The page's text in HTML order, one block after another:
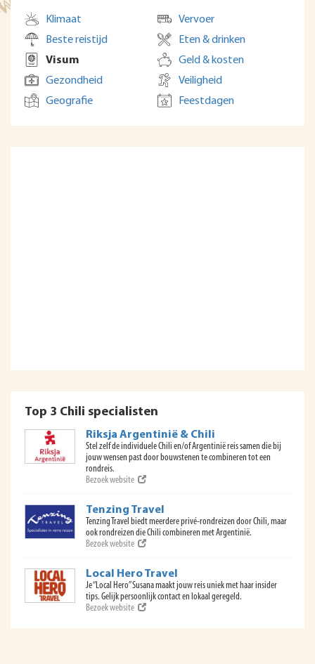
Klimaat
Beste reistijd
Visum
Gezondheid
Geografie
Vervoer
Eten & drinken
Geld & kosten
Veiligheid
Feestdagen
Top 3 Chili specialisten
Riksja Argentinië & Chili
Stel zelf de individuele Chili en/of Argentinië reis samen die bij
jouw wensen past door bouwstenen te combineren tot een
rondreis.
Bezoek website
Tenzing Travel
Tenzing Travel biedt meerdere privé-rondreizen door Chili, maar
ook rondreizen die Chili combineren met Argentinië.
Bezoek website
Local Hero Travel
Je “Local Hero” Susana maakt jouw reis uniek met haar insider
tips. Gelijk persoonlijk contact en lokaal geregeld.
Bezoek website